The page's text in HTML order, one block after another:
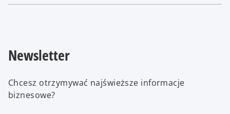
Newsletter
Chcesz otrzymywać najświeższe informacje
biznesowe?